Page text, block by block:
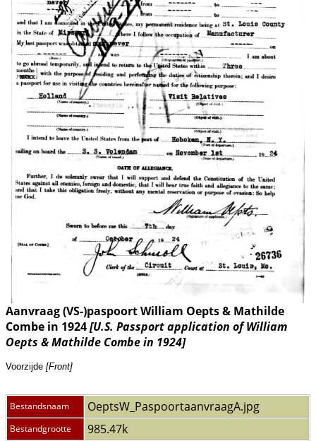
Aanvraag (VS-)paspoort William Oepts & Mathilde
Combe in 1924[U.S. Passport application of William
Oepts & Mathilde Combe in 1924]
Voorzijde [Front]
Bestandsnaam OeptsW_PaspoortaanvraagA.jpg
Bestandgrootte 985.47k